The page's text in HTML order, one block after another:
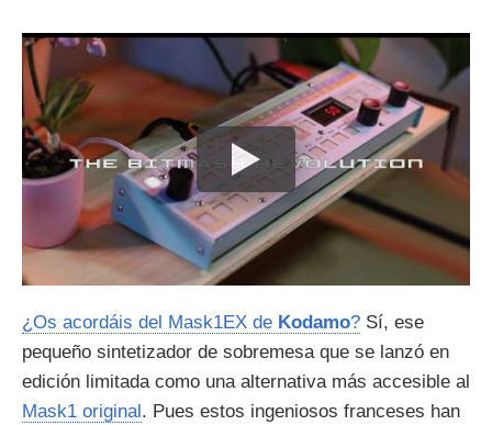
¿Os acordáis del Mask1EX de Kodamo? Sí, ese
pequeño sintetizador de sobremesa que se lanzó en
edición limitada como una alternativa más accesible al
Mask1 original. Pues estos ingeniosos franceses han